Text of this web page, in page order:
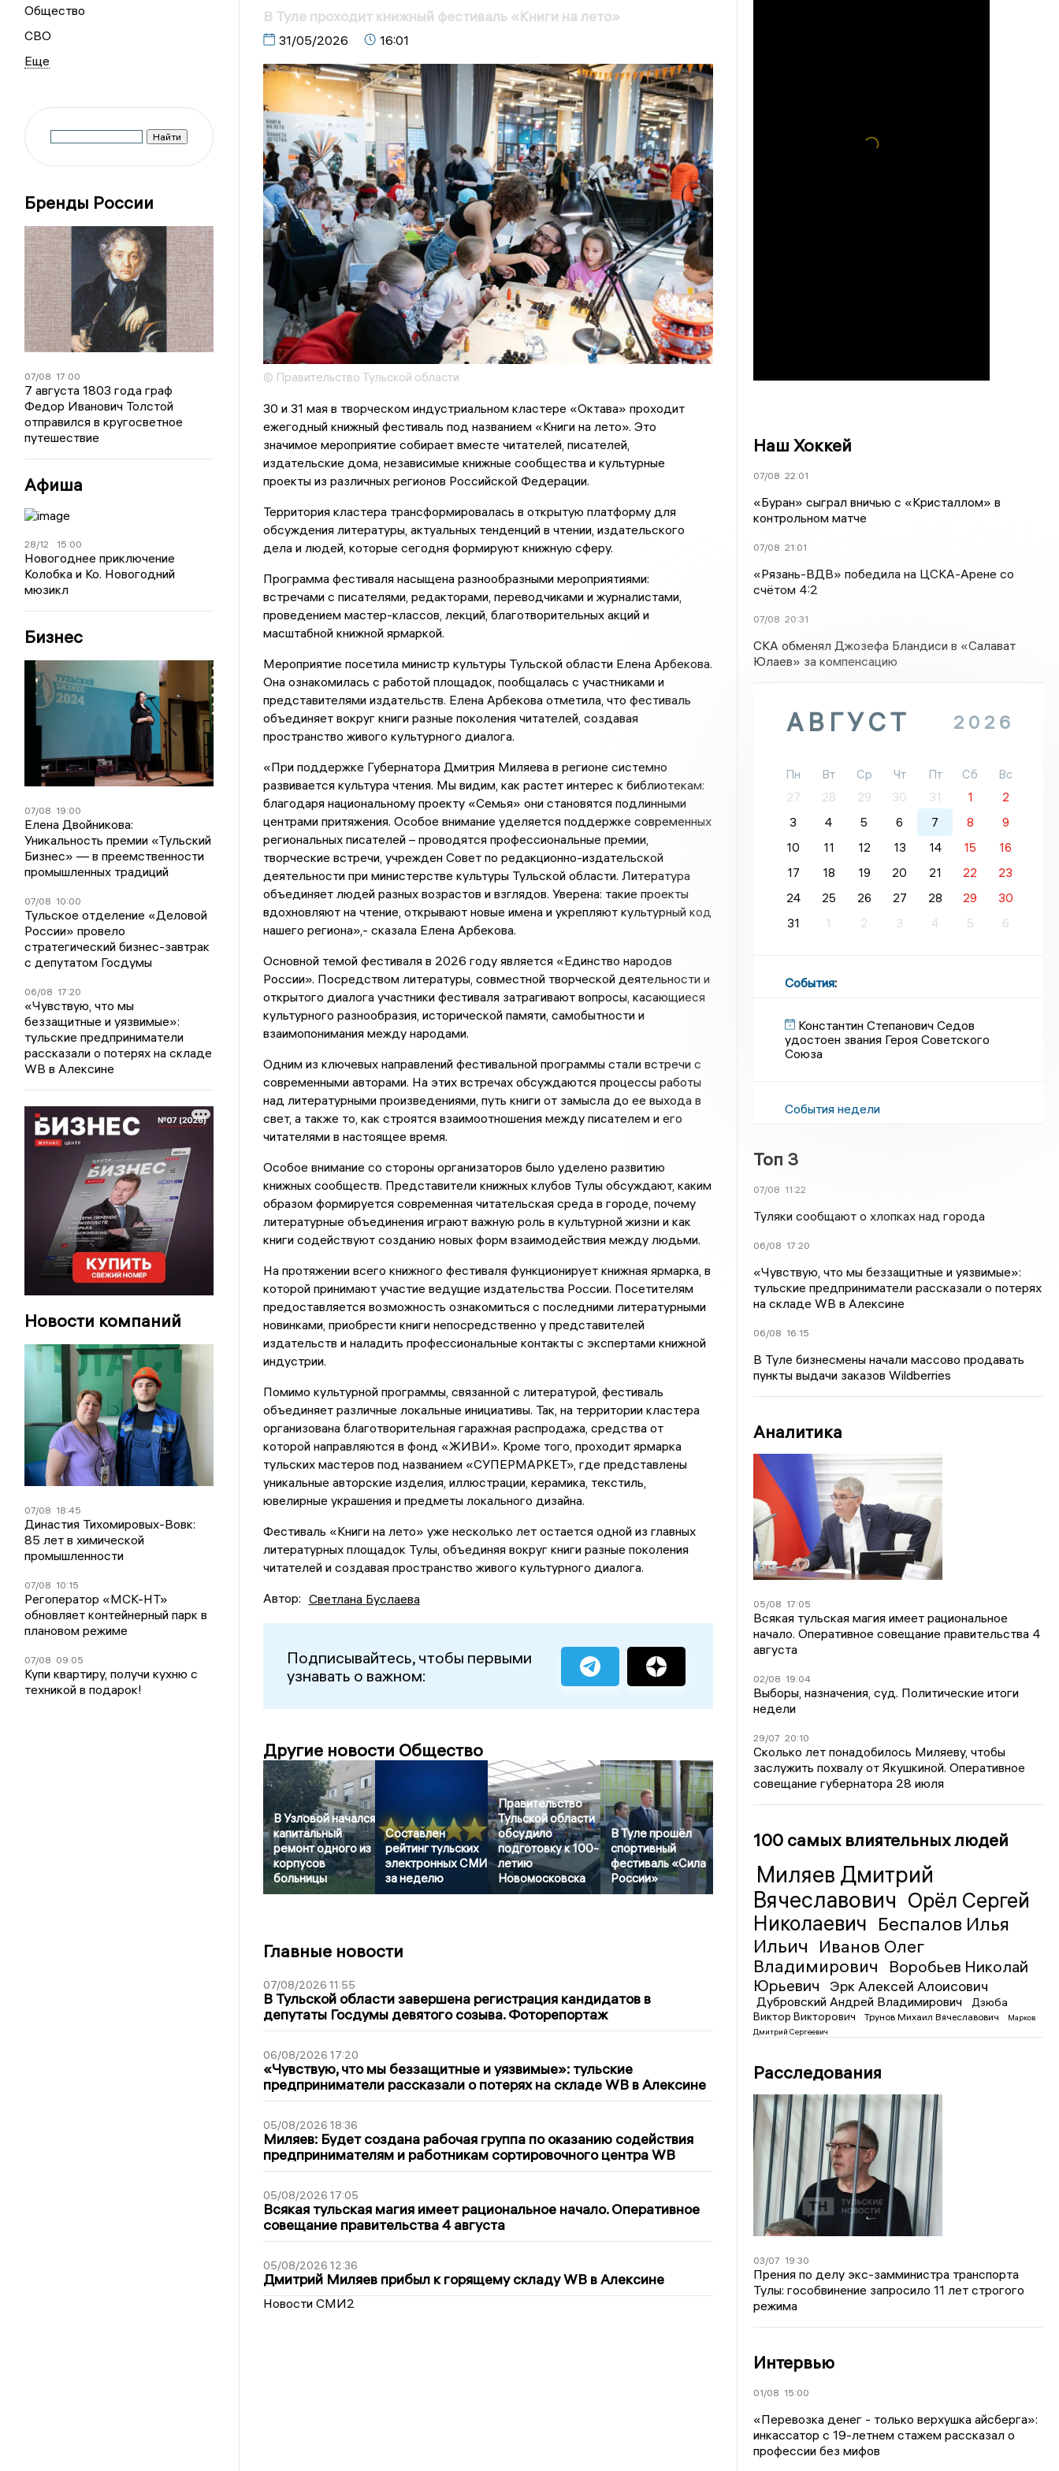
Общество
СВО
Бренды России
07/08 17:00
7 августа 1803 года граф
Федор Иванович Толстой
отправился в кругосветное
путешествие
Афиша
28/12 15:00
Новогоднее приключение
Колобка и Ко. Новогодний
мюзикл
Бизнес
07/08 19:00
Елена Двойникова:
Уникальность премии «Тульский
Бизнес» — в преемственности
промышленных традиций
07/08 10:00
Тульское отделение «Деловой
России» провело
стратегический бизнес-завтрак
с депутатом Госдумы
06/08 17:20
«Чувствую, что мы
беззащитные и уязвимые»:
тульские предприниматели
рассказали о потерях на складе
WB в Алексине
Новости компаний
07/08 18:45
Династия Тихомировых-Вовк:
85 лет в химической
промышленности
07/08 10:15
Регоператор «МСК-НТ»
обновляет контейнерный парк в
плановом режиме
07/08 09:05
Купи квартиру, получи кухню с
техникой в подарок!
В Туле проходит книжный фестиваль «Книги на лето»
31/05/2026 16:01
© Правительство Тульской области
30 и 31 мая в творческом индустриальном кластере «Октава» проходит
ежегодный книжный фестиваль под названием «Книги на лето». Это
значимое мероприятие собирает вместе читателей, писателей,
издательские дома, независимые книжные сообщества и культурные
проекты из различных регионов Российской Федерации.
Территория кластера трансформировалась в открытую платформу для
обсуждения литературы, актуальных тенденций в чтении, издательского
дела и людей, которые сегодня формируют книжную сферу.
Программа фестиваля насыщена разнообразными мероприятиями:
встречами с писателями, редакторами, переводчиками и журналистами,
проведением мастер-классов, лекций, благотворительных акций и
масштабной книжной ярмаркой.
Мероприятие посетила министр культуры Тульской области Елена Арбекова.
Она ознакомилась с работой площадок, пообщалась с участниками и
представителями издательств. Елена Арбекова отметила, что фестиваль
объединяет вокруг книги разные поколения читателей, создавая
пространство живого культурного диалога.
«При поддержке Губернатора Дмитрия Миляева в регионе системно
развивается культура чтения. Мы видим, как растет интерес к библиотекам:
благодаря национальному проекту «Семья» они становятся подлинными
центрами притяжения. Особое внимание уделяется поддержке современных
региональных писателей – проводятся профессиональные премии,
творческие встречи, учрежден Совет по редакционно-издательской
деятельности при министерстве культуры Тульской области. Литература
объединяет людей разных возрастов и взглядов. Уверена: такие проекты
вдохновляют на чтение, открывают новые имена и укрепляют культурный код
нашего региона»,- сказала Елена Арбекова.
Основной темой фестиваля в 2026 году является «Единство народов
России». Посредством литературы, совместной творческой деятельности и
открытого диалога участники фестиваля затрагивают вопросы, касающиеся
культурного разнообразия, исторической памяти, самобытности и
взаимопонимания между народами.
Одним из ключевых направлений фестивальной программы стали встречи с
современными авторами. На этих встречах обсуждаются процессы работы
над литературными произведениями, путь книги от замысла до ее выхода в
свет, а также то, как строятся взаимоотношения между писателем и его
читателями в настоящее время.
Особое внимание со стороны организаторов было уделено развитию
книжных сообществ. Представители книжных клубов Тулы обсуждают, каким
образом формируется современная читательская среда в городе, почему
литературные объединения играют важную роль в культурной жизни и как
книги содействуют созданию новых форм взаимодействия между людьми.
На протяжении всего книжного фестиваля функционирует книжная ярмарка, в
которой принимают участие ведущие издательства России. Посетителям
предоставляется возможность ознакомиться с последними литературными
новинками, приобрести книги непосредственно у представителей
издательств и наладить профессиональные контакты с экспертами книжной
индустрии.
Помимо культурной программы, связанной с литературой, фестиваль
объединяет различные локальные инициативы. Так, на территории кластера
организована благотворительная гаражная распродажа, средства от
которой направляются в фонд «ЖИВИ». Кроме того, проходит ярмарка
тульских мастеров под названием «СУПЕРМАРКЕТ», где представлены
уникальные авторские изделия, иллюстрации, керамика, текстиль,
ювелирные украшения и предметы локального дизайна.
Фестиваль «Книги на лето» уже несколько лет остается одной из главных
литературных площадок Тулы, объединяя вокруг книги разные поколения
читателей и создавая пространство живого культурного диалога.
Автор: Светлана Буслаева
Подписывайтесь, чтобы первыми
узнавать о важном:
Другие новости Общество
В Узловой начался
капитальный
ремонт одного из
корпусов
больницы
Составлен
рейтинг тульских
электронных СМИ
за неделю
Правительство
Тульской области
обсудило
подготовку к 100-
летию
Новомосковска
В Туле прошёл
спортивный
фестиваль «Сила
России»
Главные новости
07/08/2026 11:55
В Тульской области завершена регистрация кандидатов в
депутаты Госдумы девятого созыва. Фоторепортаж
06/08/2026 17:20
«Чувствую, что мы беззащитные и уязвимые»: тульские
предприниматели рассказали о потерях на складе WB в Алексине
05/08/2026 18:36
Миляев: Будет создана рабочая группа по оказанию содействия
предпринимателям и работникам сортировочного центра WB
05/08/2026 17:05
Всякая тульская магия имеет рациональное начало. Оперативное
совещание правительства 4 августа
05/08/2026 12:36
Дмитрий Миляев прибыл к горящему складу WB в Алексине
Новости СМИ2
Наш Хоккей
07/08 22:01
«Буран» сыграл вничью с «Кристаллом» в
контрольном матче
07/08 21:01
«Рязань-ВДВ» победила на ЦСКА-Арене со
счётом 4:2
07/08 20:31
СКА обменял Джозефа Бландиси в «Салават
Юлаев» за компенсацию
АВГУСТ 2026
Пн Вт Ср Чт Пт Сб
Вс
27
28 29 30 31 1
2
3
4 5 6 7 8
9
10
11 12 13 14 15
16
17
18 19 20 21 22
23
24
25 26 27 28 29
30
31
1 2 3 4 5 6
События:
Константин Степанович Седов
удостоен звания Героя Советского
Союза
События недели
Топ 3
07/08 11:22
Туляки сообщают о хлопках над города
06/08 17:20
«Чувствую, что мы беззащитные и уязвимые»:
тульские предприниматели рассказали о потерях
на складе WB в Алексине
06/08 16:15
В Туле бизнесмены начали массово продавать
пункты выдачи заказов Wildberries
Аналитика
05/08 17:05
Всякая тульская магия имеет рациональное
начало. Оперативное совещание правительства 4
августа
02/08 19:04
Выборы, назначения, суд. Политические итоги
недели
29/07 20:10
Сколько лет понадобилось Миляеву, чтобы
заслужить похвалу от Якушкиной. Оперативное
совещание губернатора 28 июля
100 самых влиятельных людей
Миляев Дмитрий
Вячеславович Орёл Сергей
Николаевич Беспалов Илья
Ильич
Иванов Олег
Владимирович
Воробьев Николай
Юрьевич
Эрк Алексей Алоисович
Дубровский Андрей Владимирович
Дзюба
Виктор Викторович
Трунов Михаил Вячеславович
Марков
Дмитрий Сергеевич
Расследования
03/07 19:30
Прения по делу экс-замминистра транспорта
Тулы: гособвинение запросило 11 лет строгого
режима
Интервью
01/08 15:00
«Перевозка денег - только верхушка айсберга»:
инкассатор с 19-летнем стажем рассказал о
профессии без мифов